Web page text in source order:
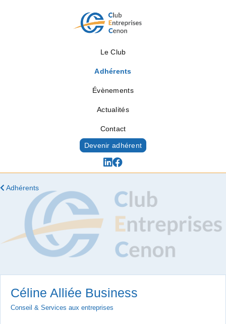
Le Club
Adhérents
Évènements
Actualités
Contact
Devenir adhérent
Adhérents
Céline Alliée Business
Conseil & Services aux entreprises